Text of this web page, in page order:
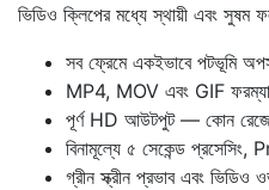
ভিডিও ক্লিপের মধ্যে স্থায়ী এবং সুষম
সব ফ্রেমে একইভাবে পটভূমি
MP4, MOV এবং GIF
পূর্ণ HD আউটপুট — কোন
বিনামূল্যে ৫ সেকেন্ড প্রসেসিং,
গ্রীন স্ক্রীন প্রভাব এবং ভিডিও